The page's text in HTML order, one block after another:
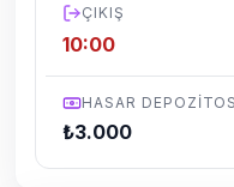
ÇIKIŞ
10:00
HASAR
₺3.000